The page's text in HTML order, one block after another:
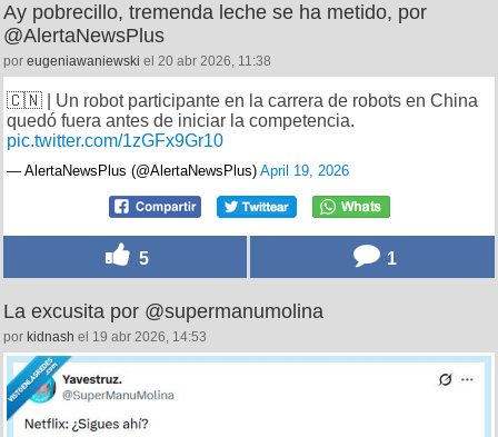
Ay pobrecillo, tremenda leche se ha metido, por
@AlertaNewsPlus
por eugeniawaniewski el 20 abr 2026, 11:38
🇨🇳 | Un robot participante en la carrera de robots en China
quedó fuera antes de iniciar la competencia.
pic.twitter.com/1zGFx9Gr10
— AlertaNewsPlus (@AlertaNewsPlus) April 19, 2026
5 1
La excusita por @supermanumolina
por kidnash el 19 abr 2026, 14:53